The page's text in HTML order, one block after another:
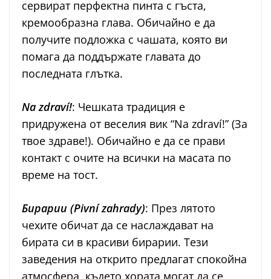
сервират перфектна пинта с гъста,
кремообразна глава. Обичайно е да
получите подложка с чашата, която ви
помага да поддържате главата до
последната глътка.
Na zdraví!: Чешката традиция е
придружена от веселия вик “Na zdraví!” (За
твое здраве!). Обичайно е да се прави
контакт с очите на всички на масата по
време на тост.
Бирарии (Pivní zahrady): През лятото
чехите обичат да се наслаждават на
бирата си в красиви бирарии. Тези
заведения на открито предлагат спокойна